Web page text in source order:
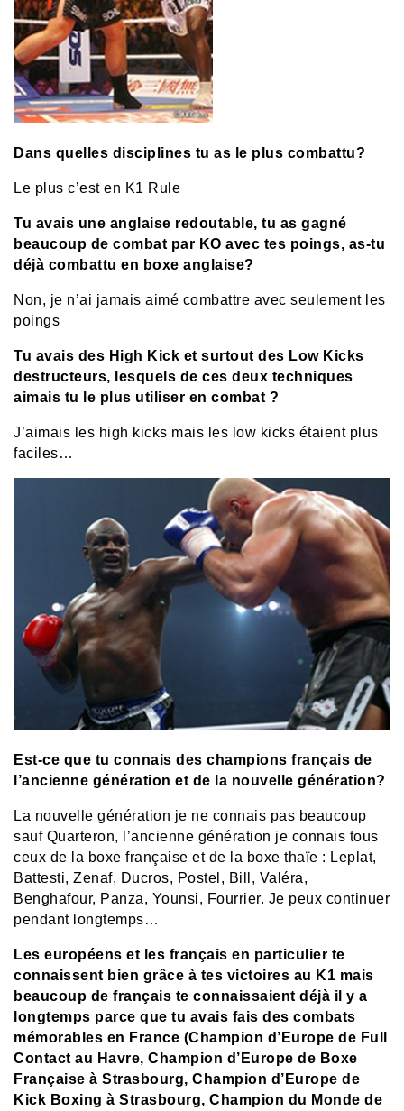
Dans quelles disciplines tu as le plus combattu?
Le plus c’est en K1 Rule
Tu avais une anglaise redoutable, tu as gagné
beaucoup de combat par KO avec tes poings, as-tu
déjà combattu en boxe anglaise?
Non, je n’ai jamais aimé combattre avec seulement les
poings
Tu avais des High Kick et surtout des Low Kicks
destructeurs, lesquels de ces deux techniques
aimais tu le plus utiliser en combat ?
J’aimais les high kicks mais les low kicks étaient plus
faciles…
Est-ce que tu connais des champions français de
l’ancienne génération et de la nouvelle génération?
La nouvelle génération je ne connais pas beaucoup
sauf Quarteron, l’ancienne génération je connais tous
ceux de la boxe française et de la boxe thaïe : Leplat,
Battesti, Zenaf, Ducros, Postel, Bill, Valéra,
Benghafour, Panza, Younsi, Fourrier. Je peux continuer
pendant longtemps…
Les européens et les français en particulier te
connaissent bien grâce à tes victoires au K1 mais
beaucoup de français te connaissaient déjà il y a
longtemps parce que tu avais fais des combats
mémorables en France (Champion d’Europe de Full
Contact au Havre, Champion d’Europe de Boxe
Française à Strasbourg, Champion d’Europe de
Kick Boxing à Strasbourg, Champion du Monde de